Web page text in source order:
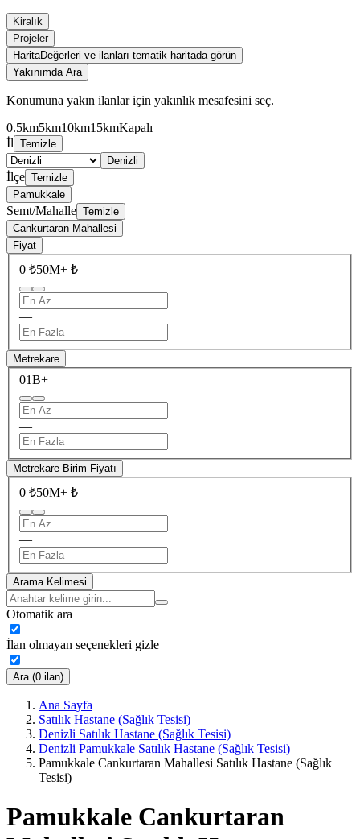
Kiralık
Projeler
HaritaDeğerleri ve ilanları tematik haritada görün
Yakınımda Ara
Konumuna yakın ilanlar için yakınlık mesafesini seç.
0.5km5km10km15kmKapalı
İl Temizle
Denizli
İlçe Temizle
Pamukkale
Semt/Mahalle Temizle
Cankurtaran Mahallesi
Fiyat
0 ₺50M+ ₺
—
Metrekare
01B+
—
Metrekare Birim Fiyatı
0 ₺50M+ ₺
—
Arama Kelimesi
Otomatik ara
İlan olmayan seçenekleri gizle
Ara (0 ilan)
Ana Sayfa
Satılık Hastane (Sağlık Tesisi)
Denizli Satılık Hastane (Sağlık Tesisi)
Denizli Pamukkale Satılık Hastane (Sağlık Tesisi)
Pamukkale Cankurtaran Mahallesi Satılık Hastane (Sağlık
Tesisi)
Pamukkale Cankurtaran